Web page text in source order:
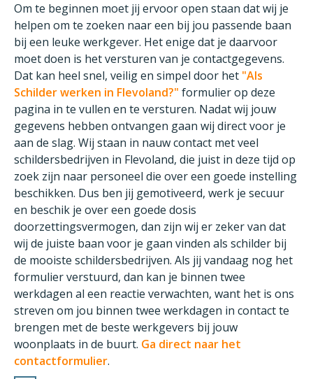
Om te beginnen moet jij ervoor open staan dat wij je
helpen om te zoeken naar een bij jou passende baan
bij een leuke werkgever. Het enige dat je daarvoor
moet doen is het versturen van je contactgegevens.
Dat kan heel snel, veilig en simpel door het "Als
Schilder werken in Flevoland?" formulier op deze
pagina in te vullen en te versturen. Nadat wij jouw
gegevens hebben ontvangen gaan wij direct voor je
aan de slag. Wij staan in nauw contact met veel
schildersbedrijven in Flevoland, die juist in deze tijd op
zoek zijn naar personeel die over een goede instelling
beschikken. Dus ben jij gemotiveerd, werk je secuur
en beschik je over een goede dosis
doorzettingsvermogen, dan zijn wij er zeker van dat
wij de juiste baan voor je gaan vinden als schilder bij
de mooiste schildersbedrijven. Als jij vandaag nog het
formulier verstuurd, dan kan je binnen twee
werkdagen al een reactie verwachten, want het is ons
streven om jou binnen twee werkdagen in contact te
brengen met de beste werkgevers bij jouw
woonplaats in de buurt. Ga direct naar het
contactformulier.